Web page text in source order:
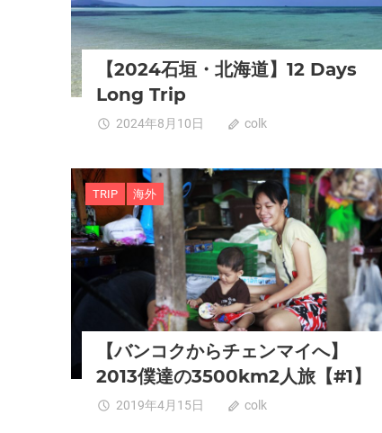
【2024石垣・北海道】12 Days
Long Trip
2024年8月10日 colk
TRIP 海外
【バンコクからチェンマイへ】
2013僕達の3500km2人旅【#1】
2019年4月15日 colk